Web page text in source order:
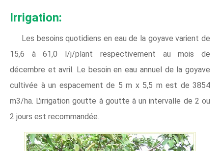
Irrigation:
Les besoins quotidiens en eau de la goyave varient de
15,6 à 61,0 l/j/plant respectivement au mois de
décembre et avril. Le besoin en eau annuel de la goyave
cultivée à un espacement de 5 m x 5,5 m est de 3854
m3/ha. L'irrigation goutte à goutte à un intervalle de 2 ou
2 jours est recommandée.